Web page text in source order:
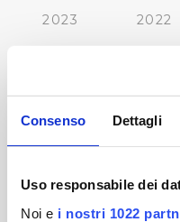
Consenso Dettagli
Uso responsabile dei
Noi e i nostri 1022
2023 2022
2015 2014
2010